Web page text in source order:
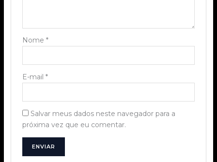
Nome *
E-mail *
Salvar meus dados neste navegador para a
próxima vez que eu comentar.